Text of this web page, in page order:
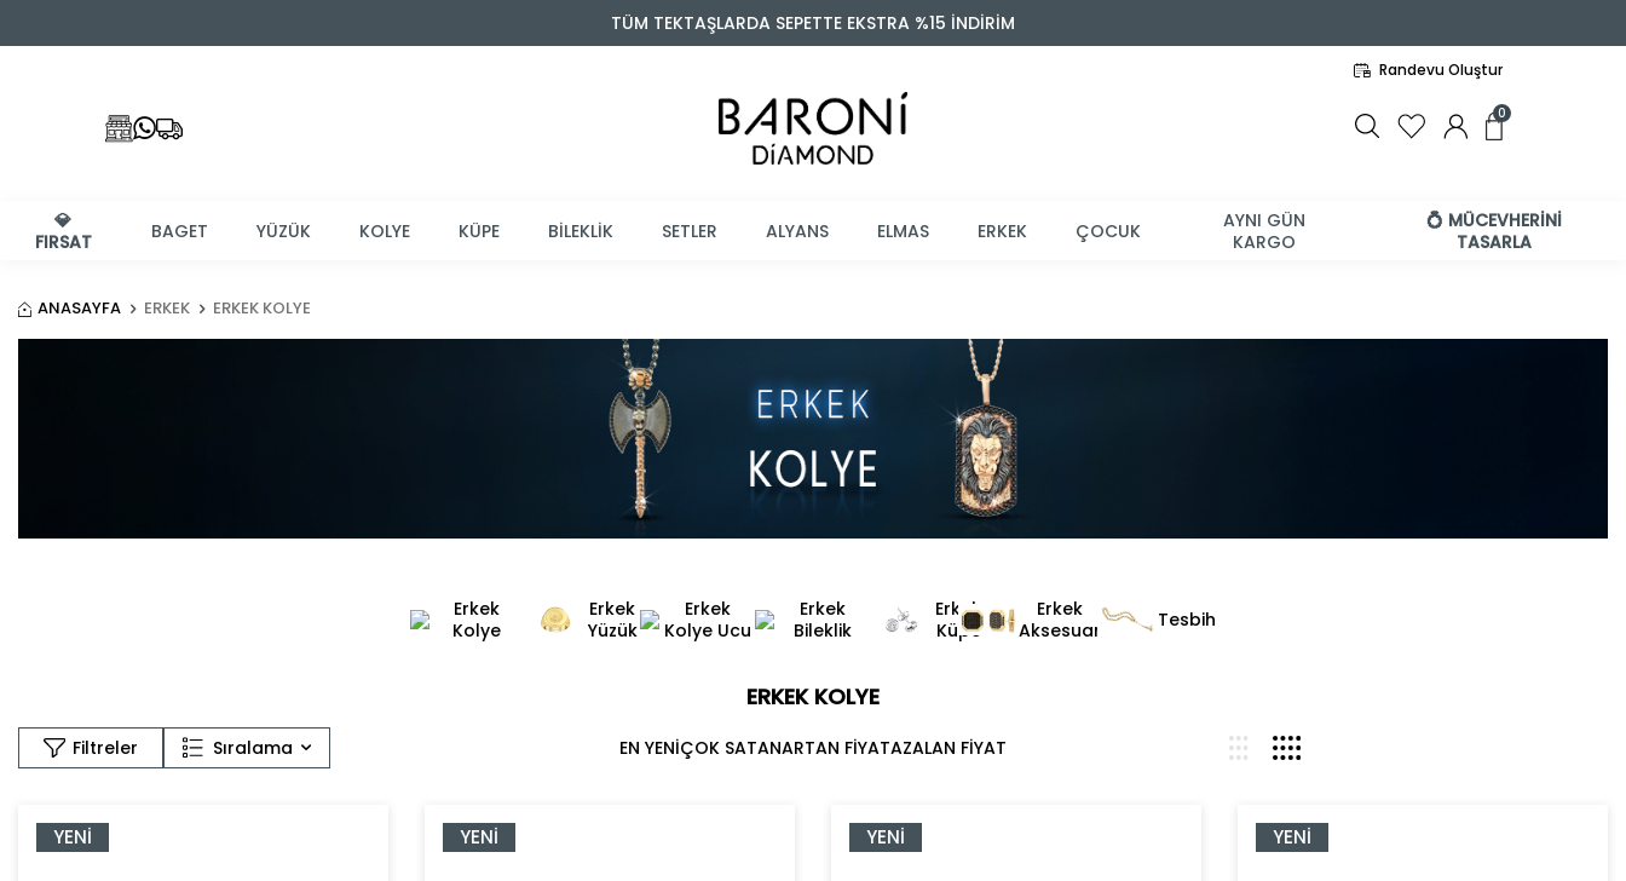
TÜM TEKTAŞLARDA SEPETTE EKSTRA %15 İNDİRİM
Randevu Oluştur
0
💎
FIRSAT
BAGET YÜZÜK KOLYE KÜPE BİLEKLİK SETLER ALYANS ELMAS ERKEK ÇOCUK
AYNI GÜN
KARGO
💍 MÜCEVHERİNİ
TASARLA
ANASAYFA ERKEK ERKEK KOLYE
Erkek
Kolye
Erkek
Yüzük
Erkek
Kolye Ucu
Erkek
Bileklik
Erkek
Küpe
Erkek
Aksesuar
Tesbih
ERKEK KOLYE
Filtreler Sıralama EN YENİÇOK SATANARTAN FİYATAZALAN FİYAT
YENI YENI YENI YENI